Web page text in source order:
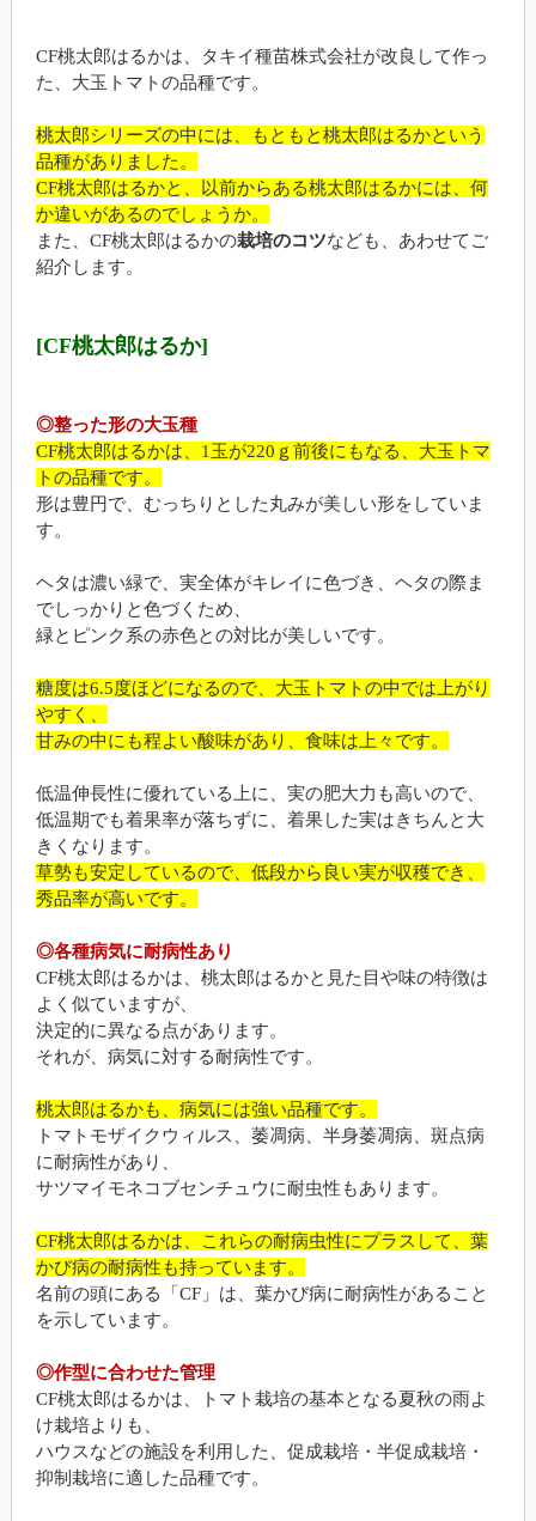
CF桃太郎はるかは、タキイ種苗株式会社が改良して作っ
た、大玉トマトの品種です。
桃太郎シリーズの中には、もともと桃太郎はるかという
品種がありました。
CF桃太郎はるかと、以前からある桃太郎はるかには、何
か違いがあるのでしょうか。
また、CF桃太郎はるかの栽培のコツなども、あわせてご
紹介します。
[CF桃太郎はるか]
◎整った形の大玉種
CF桃太郎はるかは、1玉が220ｇ前後にもなる、大玉トマ
トの品種です。
形は豊円で、むっちりとした丸みが美しい形をしていま
す。
ヘタは濃い緑で、実全体がキレイに色づき、ヘタの際ま
でしっかりと色づくため、
緑とピンク系の赤色との対比が美しいです。
糖度は6.5度ほどになるので、大玉トマトの中では上がり
やすく、
甘みの中にも程よい酸味があり、食味は上々です。
低温伸長性に優れている上に、実の肥大力も高いので、
低温期でも着果率が落ちずに、着果した実はきちんと大
きくなります。
草勢も安定しているので、低段から良い実が収穫でき、
秀品率が高いです。
◎各種病気に耐病性あり
CF桃太郎はるかは、桃太郎はるかと見た目や味の特徴は
よく似ていますが、
決定的に異なる点があります。
それが、病気に対する耐病性です。
桃太郎はるかも、病気には強い品種です。
トマトモザイクウィルス、萎凋病、半身萎凋病、斑点病
に耐病性があり、
サツマイモネコブセンチュウに耐虫性もあります。
CF桃太郎はるかは、これらの耐病虫性にプラスして、葉
かび病の耐病性も持っています。
名前の頭にある「CF」は、葉かび病に耐病性があること
を示しています。
◎作型に合わせた管理
CF桃太郎はるかは、トマト栽培の基本となる夏秋の雨よ
け栽培よりも、
ハウスなどの施設を利用した、促成栽培・半促成栽培・
抑制栽培に適した品種です。